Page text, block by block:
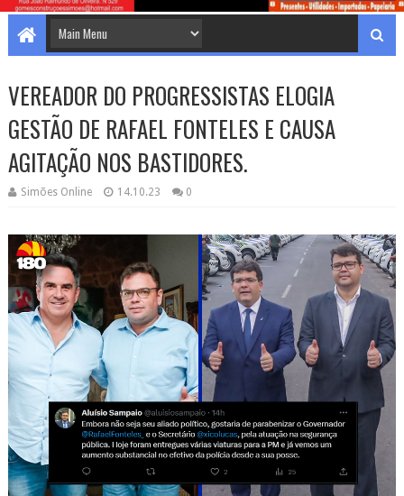
VEREADOR DO PROGRESSISTAS ELOGIA
GESTÃO DE RAFAEL FONTELES E CAUSA
AGITAÇÃO NOS BASTIDORES.
Simões Online 14.10.23 0